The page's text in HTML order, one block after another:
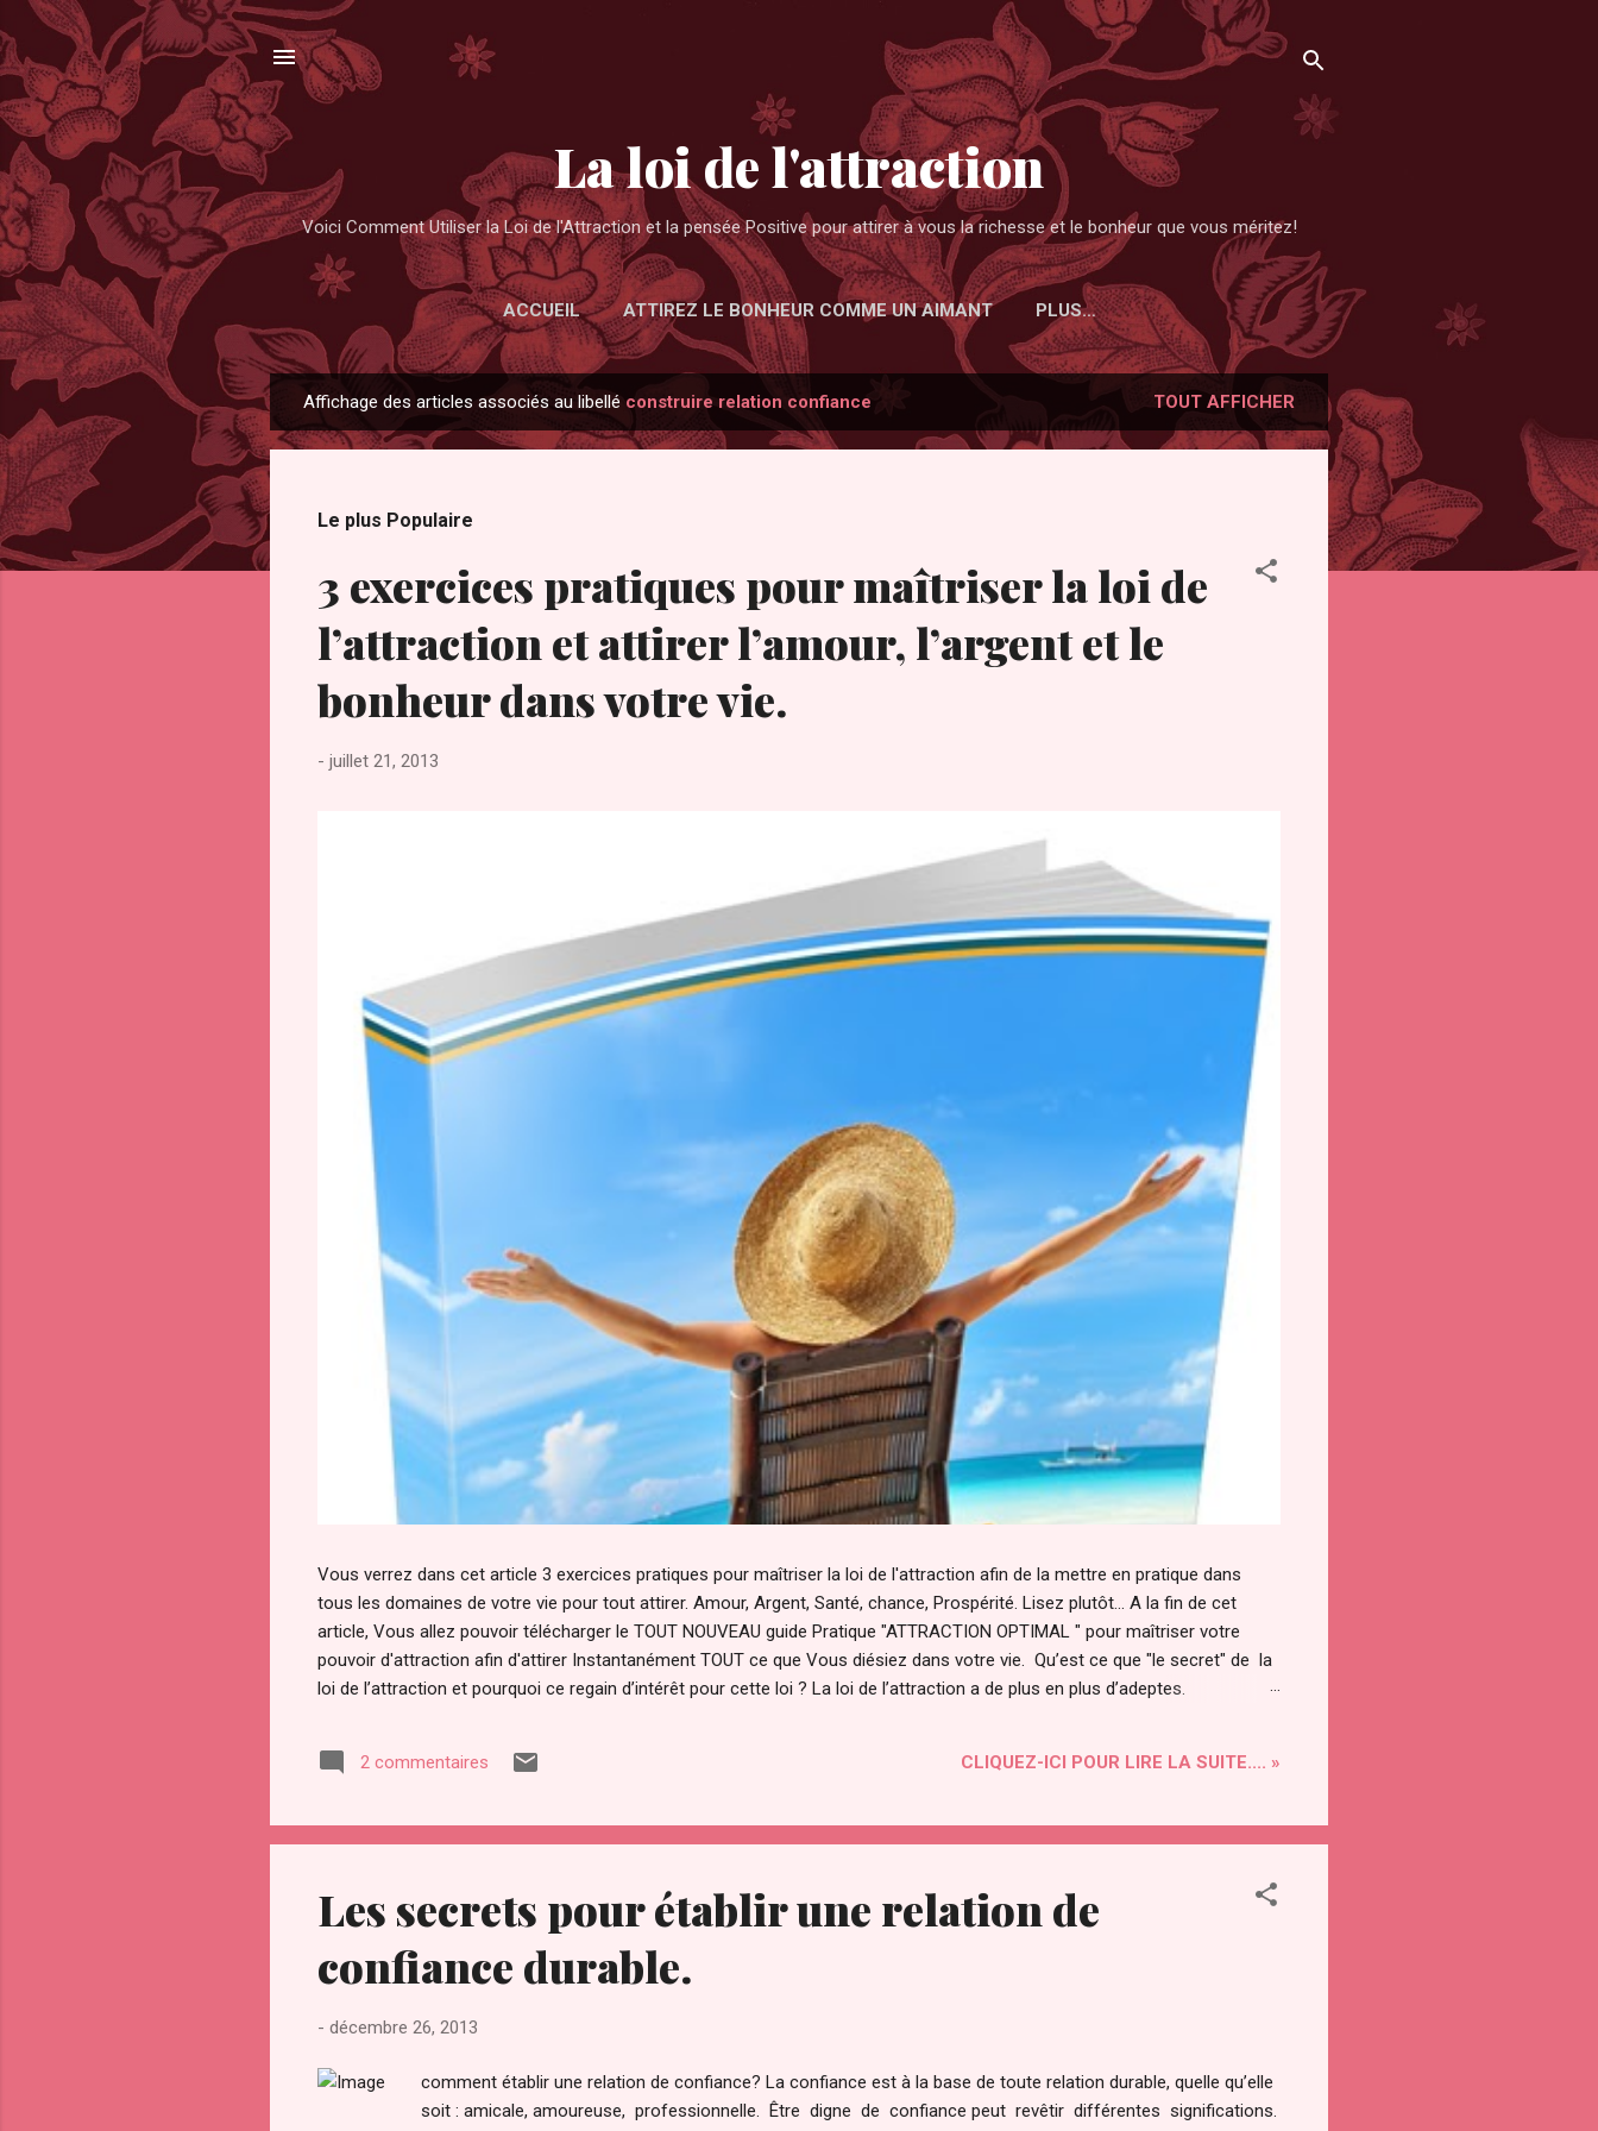
La loi de l'attraction
Voici Comment Utiliser la Loi de l'Attraction et la pensée Positive pour attirer à vous la richesse et le bonheur que vous méritez!
ACCUEIL ATTIREZ LE BONHEUR COMME UN AIMANT PLUS…
r
Affichage des articles associés au libellé construire relation confiance TOUT AFFICHER
Le plus Populaire
3 exercices pratiques pour maîtriser la loi de
l’attraction et attirer l’amour, l’argent et le
bonheur dans votre vie.
- juillet 21, 2013
Vous verrez dans cet article 3 exercices pratiques pour maîtriser la loi de l'attraction afin de la mettre en pratique dans
tous les domaines de votre vie pour tout attirer. Amour, Argent, Santé, chance, Prospérité. Lisez plutôt... A la fin de cet
article, Vous allez pouvoir télécharger le TOUT NOUVEAU guide Pratique "ATTRACTION OPTIMAL " pour maîtriser votre
pouvoir d'attraction afin d'attirer Instantanément TOUT ce que Vous diésiez dans votre vie. Qu’est ce que "le secret" de la
loi de l’attraction et pourquoi ce regain d’intérêt pour cette loi ? La loi de l’attraction a de plus en plus d’adeptes.
convoité depuis la nuit des temps par des personnes éclairées pour maîtriser les lois et le fonctionnement de l’univers. On
l’a ardemment convoité, volé même. Il a été compris par certains savants dont Gali...
2 commentaires CLIQUEZ-ICI POUR LIRE LA SUITE.... »
Les secrets pour établir une relation de
confiance durable.
- décembre 26, 2013
comment établir une relation de confiance? La confiance est à la base de toute relation durable, quelle qu’elle
soit : amicale, amoureuse, professionnelle. Être digne de confiance peut revêtir différentes significations.